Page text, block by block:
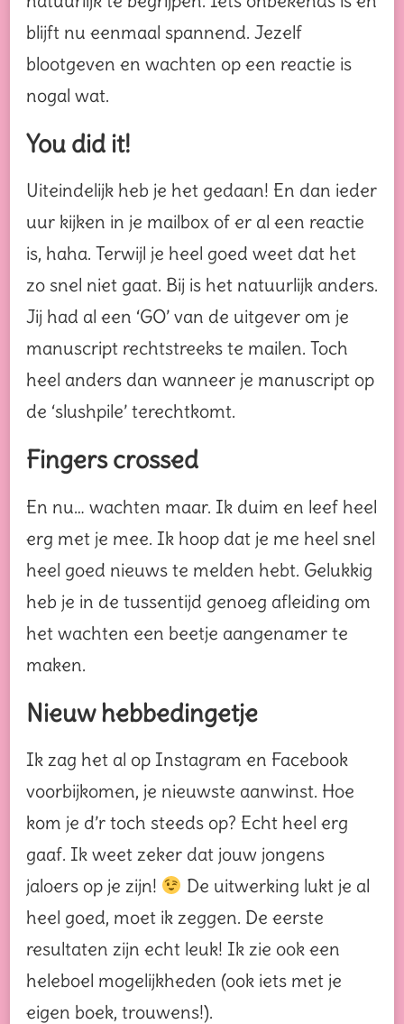
blijft nu eenmaal spannend. Jezelf
blootgeven en wachten op een reactie is
nogal wat.
You did it!
Uiteindelijk heb je het gedaan! En dan ieder
uur kijken in je mailbox of er al een reactie
is, haha. Terwijl je heel goed weet dat het
zo snel niet gaat. Bij is het natuurlijk anders.
Jij had al een ‘GO’ van de uitgever om je
manuscript rechtstreeks te mailen. Toch
heel anders dan wanneer je manuscript op
de ‘slushpile’ terechtkomt.
Fingers crossed
En nu… wachten maar. Ik duim en leef heel
erg met je mee. Ik hoop dat je me heel snel
heel goed nieuws te melden hebt. Gelukkig
heb je in de tussentijd genoeg afleiding om
het wachten een beetje aangenamer te
maken.
Nieuw hebbedingetje
Ik zag het al op Instagram en Facebook
voorbijkomen, je nieuwste aanwinst. Hoe
kom je d’r toch steeds op? Echt heel erg
gaaf. Ik weet zeker dat jouw jongens
jaloers op je zijn!
De uitwerking lukt je al
heel goed, moet ik zeggen. De eerste
resultaten zijn echt leuk! Ik zie ook een
heleboel mogelijkheden (ook iets met je
eigen boek, trouwens!).